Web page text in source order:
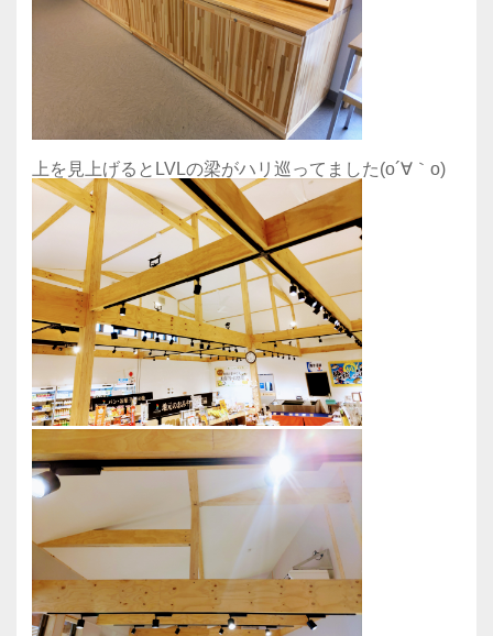
上を見上げるとLVLの梁がハリ巡ってました(o´∀｀o)